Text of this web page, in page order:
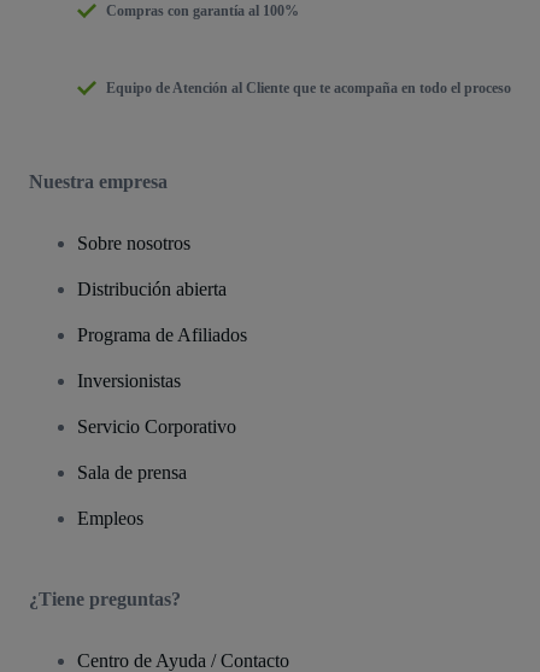
Compras con garantía al 100%
Equipo de Atención al Cliente que te acompaña en todo el proceso
Nuestra empresa
Sobre nosotros
Distribución abierta
Programa de Afiliados
Inversionistas
Servicio Corporativo
Sala de prensa
Empleos
¿Tiene preguntas?
Centro de Ayuda / Contacto